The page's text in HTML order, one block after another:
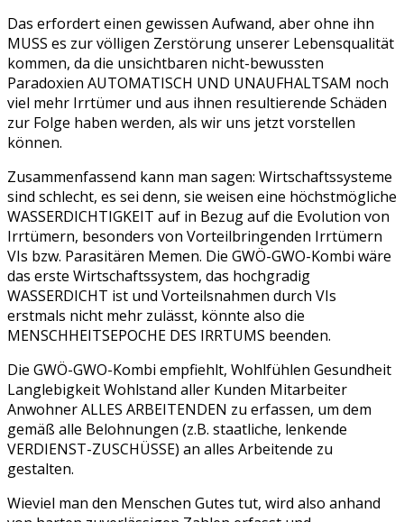
Das erfordert einen gewissen Aufwand, aber ohne ihn
MUSS es zur völligen Zerstörung unserer Lebensqualität
kommen, da die unsichtbaren nicht-bewussten
Paradoxien AUTOMATISCH UND UNAUFHALTSAM noch
viel mehr Irrtümer und aus ihnen resultierende Schäden
zur Folge haben werden, als wir uns jetzt vorstellen
können.
Zusammenfassend kann man sagen: Wirtschaftssysteme
sind schlecht, es sei denn, sie weisen eine höchstmögliche
WASSERDICHTIGKEIT auf in Bezug auf die Evolution von
Irrtümern, besonders von Vorteilbringenden Irrtümern
VIs bzw. Parasitären Memen. Die GWÖ-GWO-Kombi wäre
das erste Wirtschaftssystem, das hochgradig
WASSERDICHT ist und Vorteilsnahmen durch VIs
erstmals nicht mehr zulässt, könnte also die
MENSCHHEITSEPOCHE DES IRRTUMS beenden.
Die GWÖ-GWO-Kombi empfiehlt, Wohlfühlen Gesundheit
Langlebigkeit Wohlstand aller Kunden Mitarbeiter
Anwohner ALLES ARBEITENDEN zu erfassen, um dem
gemäß alle Belohnungen (z.B. staatliche, lenkende
VERDIENST-ZUSCHÜSSE) an alles Arbeitende zu
gestalten.
Wieviel man den Menschen Gutes tut, wird also anhand